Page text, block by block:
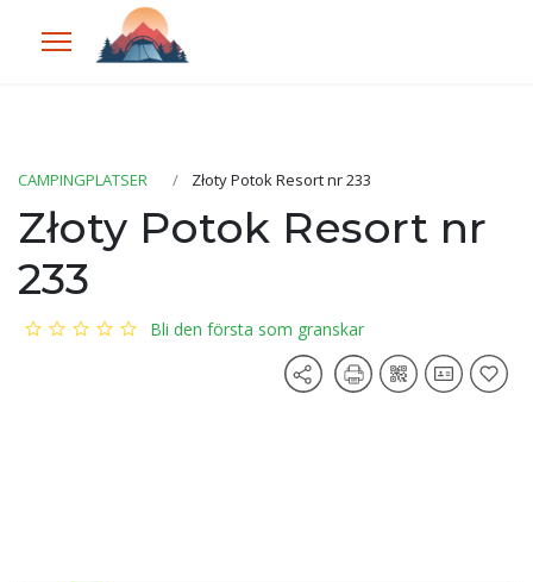
CAMPINGPLATSER Złoty Potok Resort nr 233
Złoty Potok Resort nr
233
Bli den första som granskar